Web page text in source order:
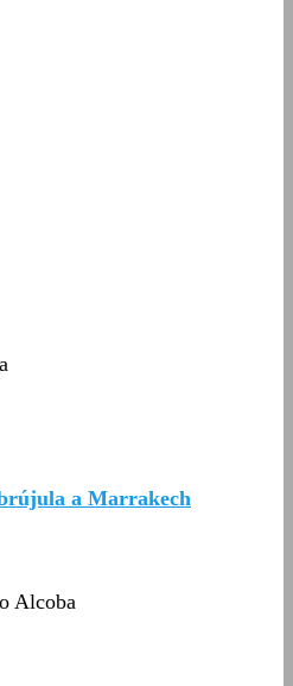
a Marrakech
Alcoba